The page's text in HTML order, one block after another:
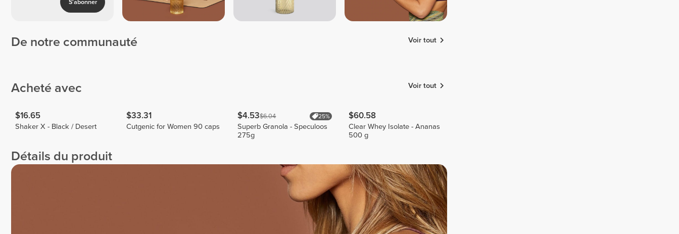
S'abonner
De notre communauté Voir tout
3
Acheté avec Voir tout
$16.65
Shaker X - Black / Desert
$33.31
Cutgenic for Women 90 caps
$4.53$6.04 25%
Superb Granola - Speculoos
275g
$60.58
Clear Whey Isolate - Ananas
500 g
Détails du produit